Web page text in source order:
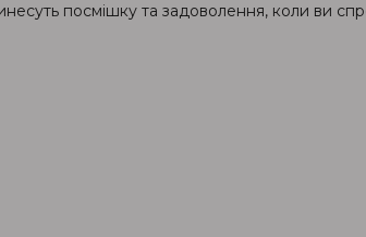
посмішку та задоволення, коли ви